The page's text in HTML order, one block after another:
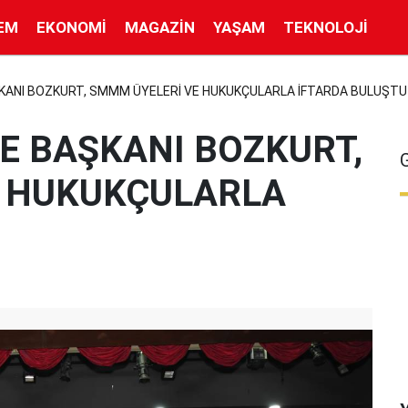
EKONOMI MAGAZIN YAŞAM TEKNOLOJI
BOZKURT, SMMM ÜYELERİ VE HUKUKÇULARLA İFTARDA BULUŞTU
BAŞKANI BOZKURT,